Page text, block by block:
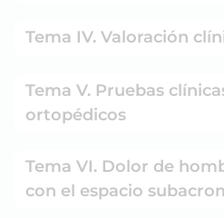
Tema IV. Valoración
Tema V. Pruebas
ortopédicos
Tema VI. Dolor de
con el espacio